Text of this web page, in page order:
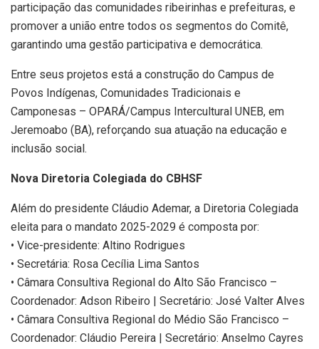
participação das comunidades ribeirinhas e prefeituras, e
promover a união entre todos os segmentos do Comitê,
garantindo uma gestão participativa e democrática.
Entre seus projetos está a construção do Campus de
Povos Indígenas, Comunidades Tradicionais e
Camponesas – OPARÁ/Campus Intercultural UNEB, em
Jeremoabo (BA), reforçando sua atuação na educação e
inclusão social.
Nova Diretoria Colegiada do CBHSF
Além do presidente Cláudio Ademar, a Diretoria Colegiada
eleita para o mandato 2025-2029 é composta por:
• Vice-presidente: Altino Rodrigues
• Secretária: Rosa Cecília Lima Santos
• Câmara Consultiva Regional do Alto São Francisco –
Coordenador: Adson Ribeiro | Secretário: José Valter Alves
• Câmara Consultiva Regional do Médio São Francisco –
Coordenador: Cláudio Pereira | Secretário: Anselmo Cayres